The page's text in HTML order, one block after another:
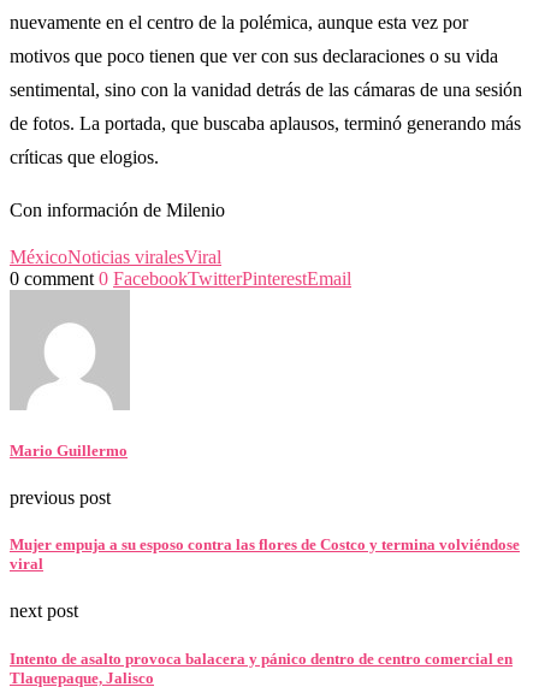
nuevamente en el centro de la polémica, aunque esta vez por
motivos que poco tienen que ver con sus declaraciones o su vida
sentimental, sino con la vanidad detrás de las cámaras de una sesión
de fotos. La portada, que buscaba aplausos, terminó generando más
críticas que elogios.
Con información de Milenio
MéxicoNoticias viralesViral
0 comment 0 FacebookTwitterPinterestEmail
Mario Guillermo
previous post
Mujer empuja a su esposo contra las flores de Costco y termina volviéndose
viral
next post
Intento de asalto provoca balacera y pánico dentro de centro comercial en
Tlaquepaque, Jalisco